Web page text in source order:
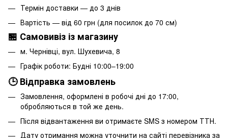
Термін доставки — до 3 днів
Вартість — від 60 грн (для посилок до 70 см)
🏪 Самовивіз із магазину
м. Чернівці, вул. Шухевича, 8
Графік роботи: Будні 10:00–19:00
🕒 Відправка замовлень
Замовлення, оформлені в робочі дні до 17:00,
обробляються в той же день.
Після відвантаження ви отримаєте SMS з номером ТТН.
Дату отримання можна уточнити на сайті перевізника за